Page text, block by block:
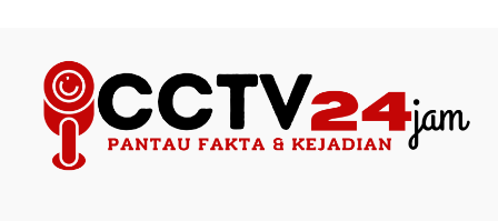
content